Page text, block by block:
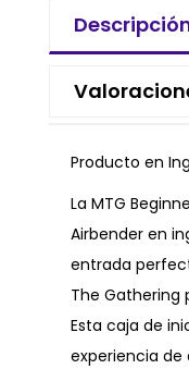
Producto en
La MTG
Airbender en
entrada
The Gathering
Esta caja de
experiencia de